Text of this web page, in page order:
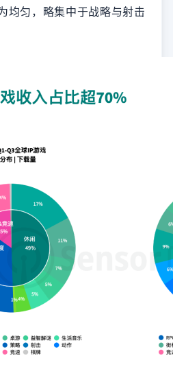
均匀，略集中于战略与射击